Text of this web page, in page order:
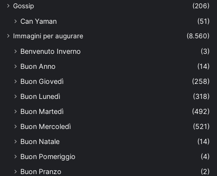
Gossip
(206)
Can Yaman (51)
Immagini per augurare (8.560)
Benvenuto Inverno
(3)
Buon Anno
(14)
Buon Giovedì
(258)
Buon Lunedì
(318)
Buon Martedì
(492)
Buon Mercoledì
(521)
Buon Natale
(14)
Buon Pomeriggio
(4)
Buon Pranzo
(2)